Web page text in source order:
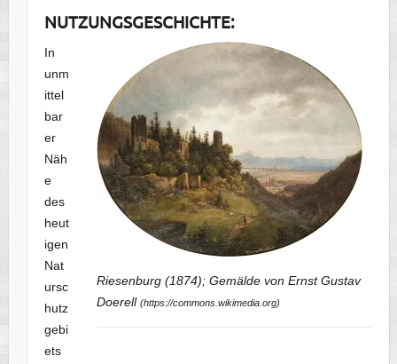
NUTZUNGSGESCHICHTE:
Riesenburg (1874); Gemälde von Ernst Gustav
Doerell (https://commons.wikimedia.org)
In
unm
ittel
bar
er
Näh
e
des
heut
igen
Nat
ursc
hutz
gebi
ets